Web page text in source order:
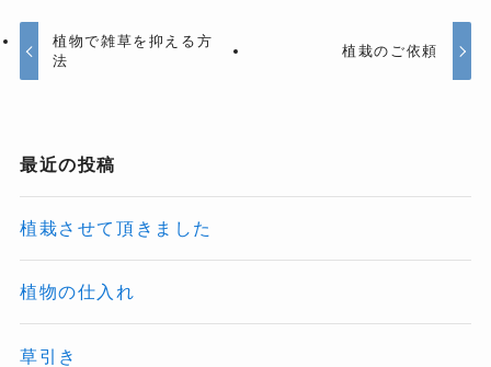
植物で雑草を抑える方
法
植栽のご依頼
最近の投稿
植栽させて頂きました
植物の仕入れ
草引き